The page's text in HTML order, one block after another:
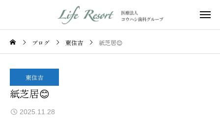
ブログ 東住吉 紙芝居😊
東住吉
紙芝居😊
2025.11.28